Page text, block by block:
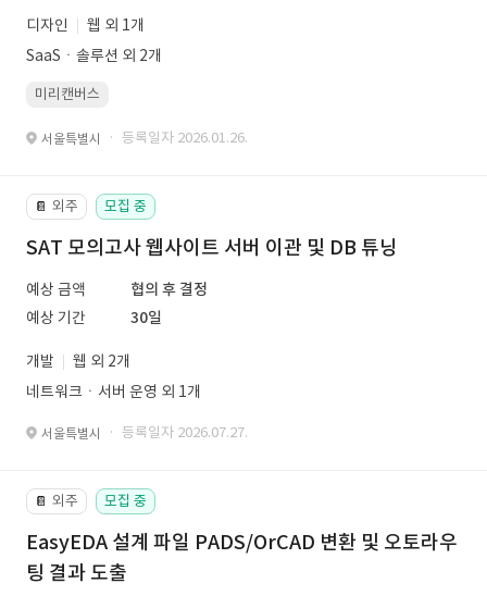
디자인
웹 외 1개
SaaSㆍ솔루션 외 2개
미리캔버스
서울특별시 · 등록일자 2026.01.26.
📔 외주 모집 중
SAT 모의고사 웹사이트 서버 이관 및 DB 튜닝
예상 금액
협의 후 결정
예상 기간
30일
개발
웹 외 2개
네트워크ㆍ서버 운영 외 1개
서울특별시 · 등록일자 2026.07.27.
📔 외주 모집 중
EasyEDA 설계 파일 PADS/OrCAD 변환 및 오토라우
팅 결과 도출